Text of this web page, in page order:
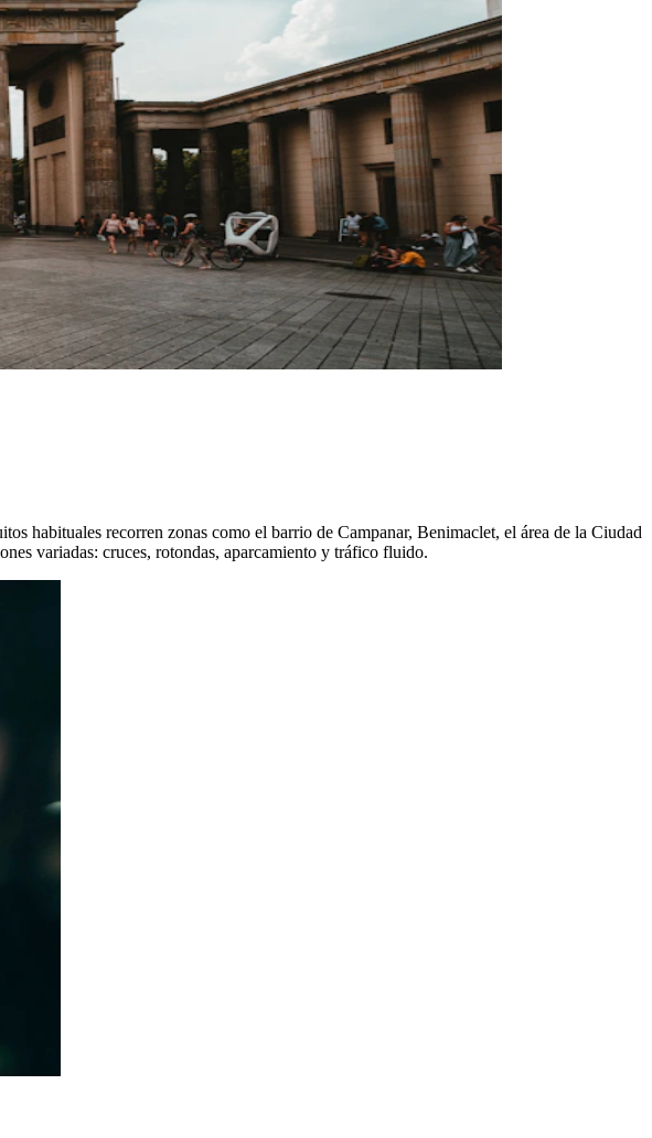
habituales recorren zonas como el barrio de Campanar, Benimaclet, el área de la Ciudad
variadas: cruces, rotondas, aparcamiento y tráfico fluido.